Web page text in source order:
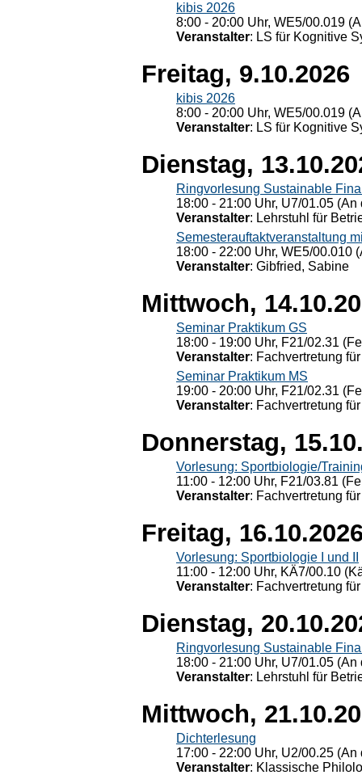
kibis 2026
8:00 - 20:00 Uhr, WE5/00.019
Veranstalter: LS für Kognitive
Freitag, 9.10.2026
kibis 2026
8:00 - 20:00 Uhr, WE5/00.019
Veranstalter: LS für Kognitive
Dienstag,
Ringvorlesung Sustainable
18:00 - 21:00 Uhr, U7/01.05
Veranstalter: Lehrstuhl für
Semesterauftaktveranstaltung
18:00 - 22:00 Uhr, WE5/00.010
Veranstalter: Gibfried, Sabine
Mittwoch,
Seminar Praktikum GS
18:00 - 19:00 Uhr, F21/02.31
Veranstalter: Fachvertretung
Seminar Praktikum MS
19:00 - 20:00 Uhr, F21/02.31
Veranstalter: Fachvertretung
Donnerstag,
Vorlesung: Sportbiologie/
11:00 - 12:00 Uhr, F21/03.81
Veranstalter: Fachvertretung
Freitag,
Vorlesung: Sportbiologie I und II
11:00 - 12:00 Uhr, KÄ7/00.10
Veranstalter: Fachvertretung
Dienstag,
Ringvorlesung Sustainable
18:00 - 21:00 Uhr, U7/01.05
Veranstalter: Lehrstuhl für
Mittwoch,
Dichterlesung
17:00 - 22:00 Uhr, U2/00.25
Veranstalter: Klassische